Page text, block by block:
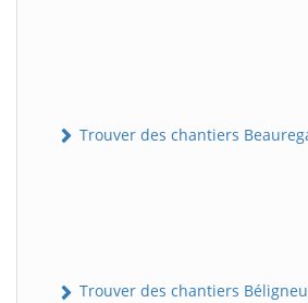
Trouver des chantiers
Trouver des chantiers